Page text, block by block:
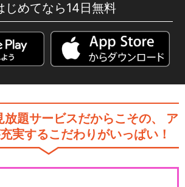
じめてなら14日無料
題サービスだからこその、
ア
実するこだわりがいっぱい！